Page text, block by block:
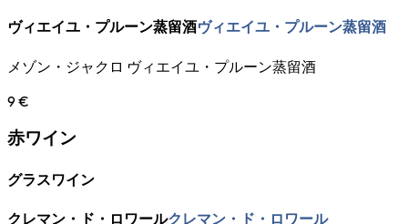
ヴィエイユ・プルーン蒸留酒ヴィエイユ・プルーン蒸留酒
メゾン・ジャクロ ヴィエイユ・プルーン蒸留酒
9 €
赤ワイン
グラスワイン
クレマン・ド・ロワールクレマン・ド・ロワール